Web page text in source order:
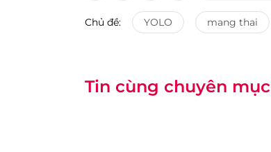
Chủ đề: YOLO mang thai
Tin cùng chuyên mục